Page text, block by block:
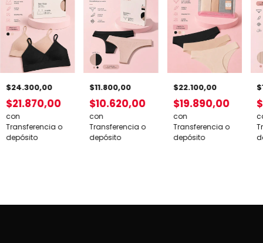
$24.300,00
$21.870,00
con
Transferencia o
depósito
$11.800,00
$10.620,00
con
Transferencia o
depósito
$22.100,00
$19.890,00
con
Transferencia o
depósito